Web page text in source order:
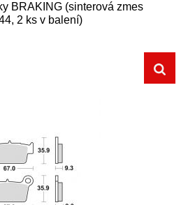
BRAKING (sinterová zmes
2 ks v balení)